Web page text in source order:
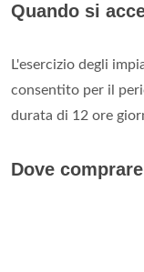
Quando si
L'esercizio degli
consentito per il
durata di 12 ore
Dove